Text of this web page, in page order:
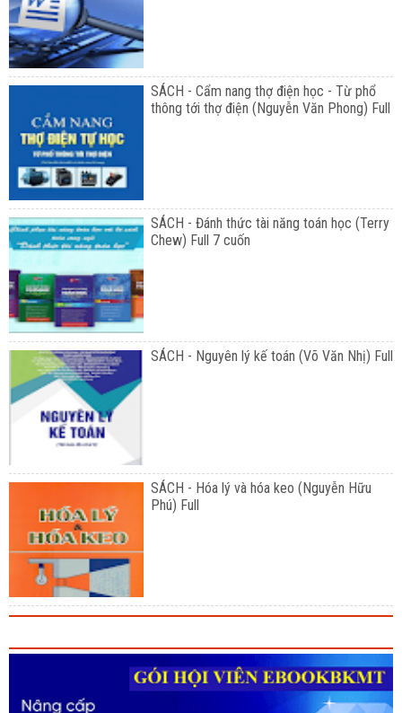
SÁCH - Cẩm nang thợ điện học - Từ phổ
thông tới thợ điện (Nguyễn Văn Phong) Full
SÁCH - Đánh thức tài năng toán học (Terry
Chew) Full 7 cuốn
SÁCH - Nguyên lý kế toán (Võ Văn Nhị) Full
SÁCH - Hóa lý và hóa keo (Nguyễn Hữu
Phú) Full